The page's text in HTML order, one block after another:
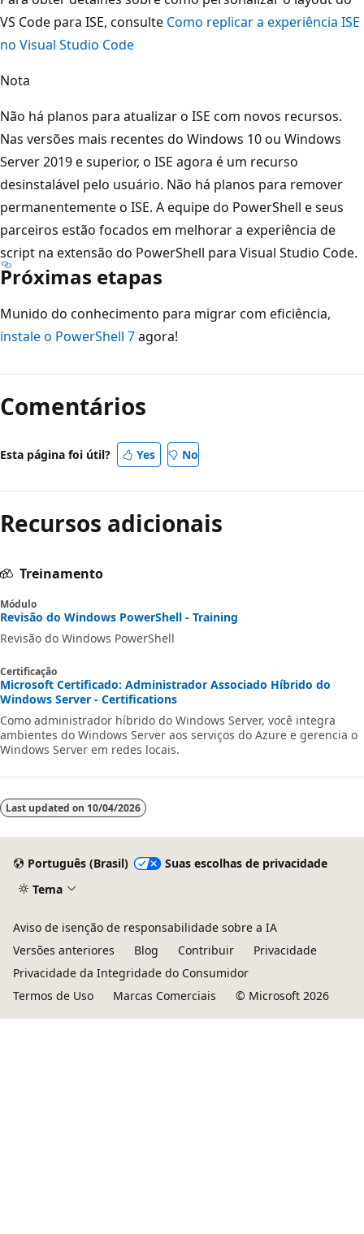
VS Code para ISE, consulte Como replicar a experiência ISE
no Visual Studio Code
Nota
Não há planos para atualizar o ISE com novos recursos.
Nas versões mais recentes do Windows 10 ou Windows
Server 2019 e superior, o ISE agora é um recurso
desinstalável pelo usuário. Não há planos para remover
permanentemente o ISE. A equipe do PowerShell e seus
parceiros estão focados em melhorar a experiência de
script na extensão do PowerShell para Visual Studio Code.
Próximas etapas
Munido do conhecimento para migrar com eficiência,
instale o PowerShell 7agora!
Comentários
Esta página foi útil? Yes No
Recursos adicionais
Treinamento
Módulo
Revisão do Windows PowerShell - Training
Revisão do Windows PowerShell
Certificação
Microsoft Certificado: Administrador Associado Híbrido do
Windows Server - Certifications
Como administrador híbrido do Windows Server, você integra
ambientes do Windows Server aos serviços do Azure e gerencia o
Windows Server em redes locais.
Last updated on 10/04/2026
Português (Brasil)
Suas escolhas de privacidade
Tema
Aviso de isenção de responsabilidade sobre a IA
Versões anteriores
Blog Contribuir
Privacidade
Privacidade da Integridade do Consumidor
Termos de Uso
Marcas Comerciais © Microsoft 2026